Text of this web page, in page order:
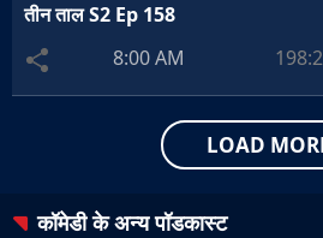
तीन ताल S2 Ep 158
8:00 AM
LOAD
कॉमेडीके अन्य पॉडकास्ट